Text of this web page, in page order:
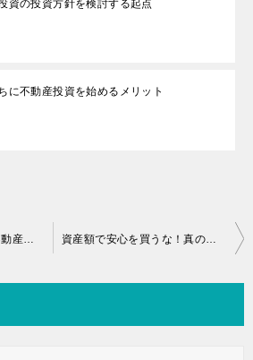
資の投資方針を検討する起点
に不動産投資を始めるメリット
「勝ち負け」を降りて不動産で「幸せゲーム」を始める方法 資産額で安心を買うな！真の安定を生む「4つの投資家能力」